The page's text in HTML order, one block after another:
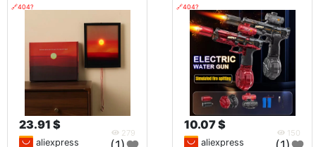
🔗404?
23.91 $
279
aliexpress
🔗404?
10.07 $
150
aliexpress